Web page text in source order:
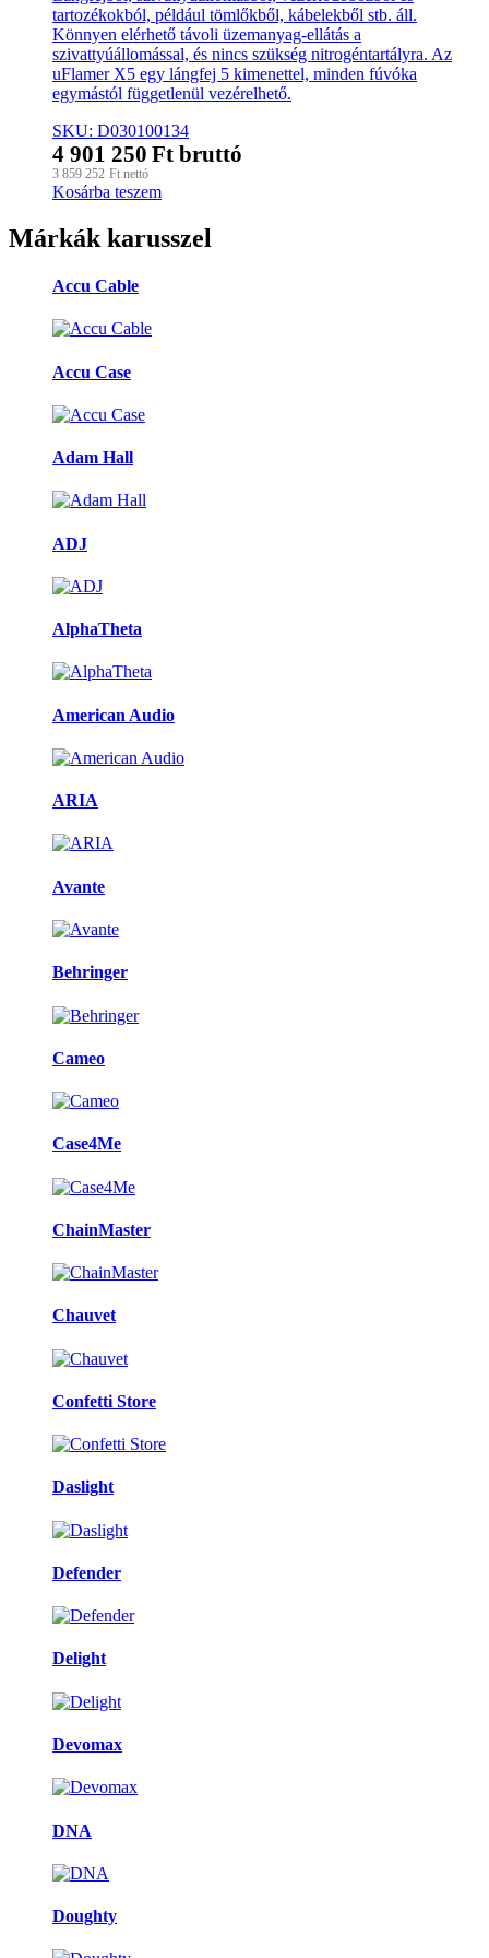
tartozékokból, például tömlőkből, kábelekből stb. áll.
Könnyen elérhető távoli üzemanyag-ellátás a
szivattyúállomással, és nincs szükség nitrogéntartályra. Az
uFlamer X5 egy lángfej 5 kimenettel, minden fúvóka
egymástól függetlenül vezérelhető.
SKU: D030100134
4 901 250 Ft bruttó
3 859 252 Ft nettó
Kosárba teszem
Márkák karusszel
Accu Cable
Accu Case
Adam Hall
ADJ
AlphaTheta
American Audio
ARIA
Avante
Behringer
Cameo
Case4Me
ChainMaster
Chauvet
Confetti Store
Daslight
Defender
Delight
Devomax
DNA
Doughty